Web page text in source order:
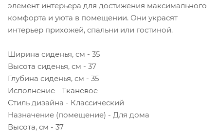
элемент интерьера для достижения максимального
комфорта и уюта в помещении. Они украсят
интерьер прихожей, спальни или гостиной.
Ширина сиденья, см - 35
Высота сиденья, см - 37
Глубина сиденья, см - 35
Исполнение - Тканевое
Стиль дизайна - Классический
Назначение (помещение) - Для дома
Высота, см - 37